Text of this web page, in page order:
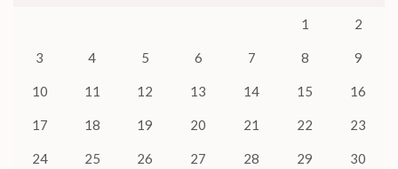
1 2
3 4 5 6 7 8 9
10 11 12 13 14 15 16
17 18 19 20 21 22 23
24 25 26 27 28 29 30